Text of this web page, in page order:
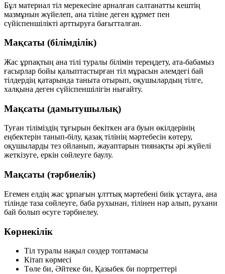
Бұл материал тіл мерекесіне арналған салтанатты кештің
мазмұнын жүйелеп, ана тіліне деген құрмет пен
сүйіспеншілікті арттыруға бағытталған.
Мақсаты (білімділік)
Жас ұрпақтың ана тілі туралы білімін тереңдету, ата-бабамыз
ғасырлар бойы қалыптастырған тіл мұрасын әлемдегі бай
тілдердің қатарында таныта отырып, оқушылардың тілге,
халқына деген сүйіспеншілігін нығайту.
Мақсаты (дамытушылық)
Туған тіліміздің тұғырын бекіткен аға буын өкілдерінің
еңбектерін танып-білу, қазақ тілінің мәртебесін көтеру,
оқушыларды тез ойланып, жауаптарын тиянақты әрі жүйелі
жеткізуге, еркін сөйлеуге баулу.
Мақсаты (тәрбиелік)
Егемен елдің жас ұрпағын ұлттық мәртебені биік ұстауға, ана
тілінде таза сөйлеуге, баба рухынан, тілінен нәр алып, рухани
бай болып өсуге тәрбиелеу.
Көрнекілік
Тіл туралы нақыл сөздер топтамасы
Кітап көрмесі
Төле би, Әйтеке би, Қазыбек би портреттері